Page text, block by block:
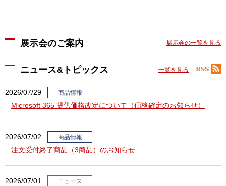
展示会のご案内 展示会の一覧を見る
ニュース&トピックス 一覧を見る
2026/07/29 商品情報
Microsoft 365 提供価格改定について（価格確定のお知らせ）
2026/07/02 商品情報
注文受付終了商品（3商品）のお知らせ
2026/07/01 ニュース